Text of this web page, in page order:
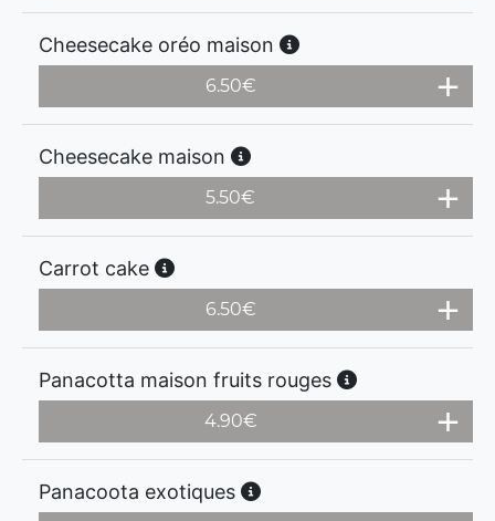
Cheesecake oréo maison
6.50€
Cheesecake maison
5.50€
Carrot cake
6.50€
Panacotta maison fruits rouges
4.90€
Panacoota exotiques